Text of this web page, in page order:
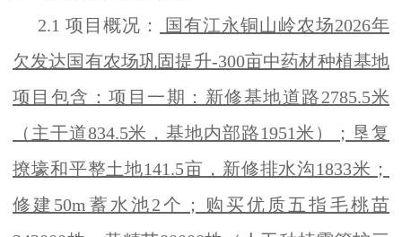
2.1 项目概况：
国有江永铜山岭农场2026年
欠发达国有农场巩固提升-300亩中药材种植基地
项目包含：项目一期：新修基地道路2785.5米
（主干道834.5米，基地内部路1951米）；垦复
撩壕和平整土地141.5亩，新修排水沟1833米；
修建50m蓄水池2个；购买优质五指毛桃苗